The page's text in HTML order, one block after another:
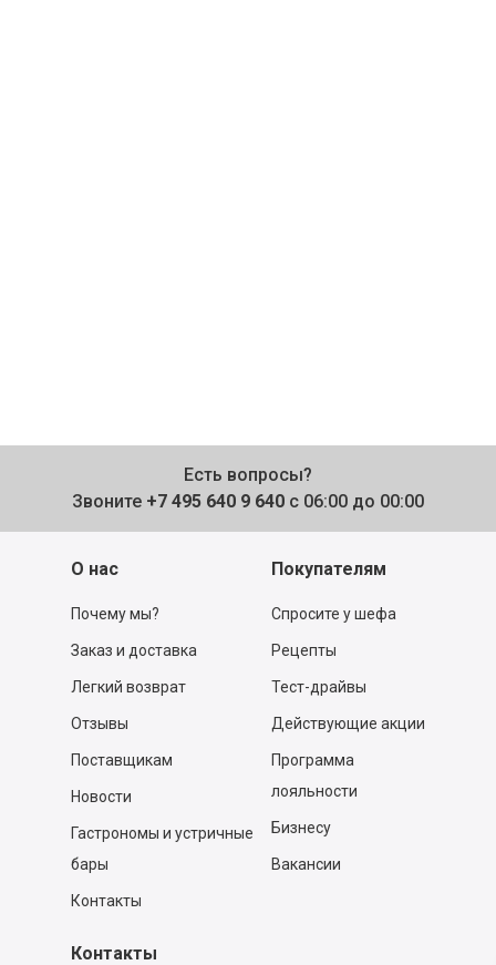
Есть вопросы?
Звоните +7 495 640 9 640 с 06:00 до 00:00
О нас
Почему мы?
Заказ и доставка
Легкий возврат
Отзывы
Поставщикам
Новости
Гастрономы и устричные
бары
Контакты
Покупателям
Спросите у шефа
Рецепты
Тест-драйвы
Действующие акции
Программа
лояльности
Бизнесу
Вакансии
Контакты